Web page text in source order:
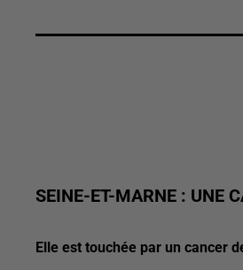
SEINE-ET-MARNE : UNE
Elle est touchée par un cancer